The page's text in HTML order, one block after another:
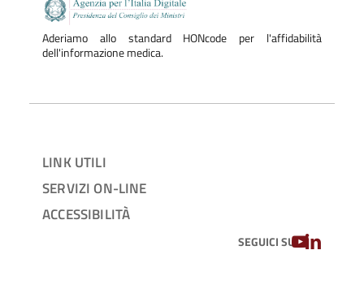
Aderiamo allo standard HONcode per l'affidabilità
dell'informazione medica.
LINK UTILI
SERVIZI ON-LINE
ACCESSIBILITÀ
SEGUICI SUYOUTUBE
LINKEDIN